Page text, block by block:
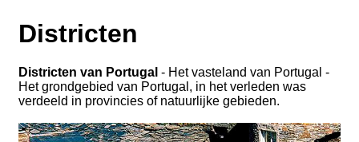
Districten
Districten van Portugal - Het vasteland van Portugal -
Het grondgebied van Portugal, in het verleden was
verdeeld in provincies of natuurlijke gebieden.